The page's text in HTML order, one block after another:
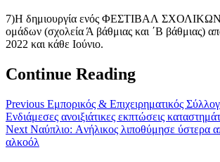
7)Η δημιουργία ενός ΦΕΣΤΙΒΑΛ ΣΧΟΛΙΚΩΝ
ομάδων (σχολεία Ά βάθμιας και ΄Β βάθμιας)
2022 και κάθε Ιούνιο.
Continue Reading
Previous Εμπορικός & Επιχειρηματικός
Ενδιάμεσες ανοιξιάτικες εκπτώσεις
Next Ναύπλιο: Aνήλικος λιποθύμησε ύστερα
αλκοόλ